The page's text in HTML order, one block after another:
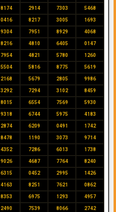
8174 2914 7303 5468
0416 8217 3005 1693
9304 7951 8929 4068
8216 4810 6405 0147
7954 4821 5780 1260
5504 5816 8775 5619
2168 5679 2805 9986
3292 7294 3102 8459
8015 6554 7569 5930
9318 6744 5975 4183
2874 6209 0491 1742
8478 1190 3073 9714
4352 7286 6013 1738
9026 4687 7764 8240
6315 0452 2995 1426
4163 8251 7621 0862
8353 6975 1293 4957
2490 7539 8066 2742